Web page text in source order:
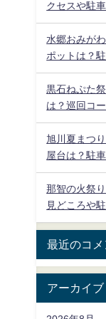
クセスや駐
水郷おみが
ポットは？
黒石ねぷた
は？巡回コ
旭川夏まつ
屋台は？駐
那智の火祭
見どころや
最近のコメ
アーカイブ